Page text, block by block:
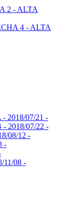
2 - ALTA
4 - ALTA
- 2018/07/21 -
- 2018/07/22 -
08/12 -
-
11/08 -